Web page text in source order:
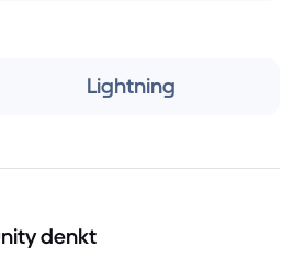
Lightning
denkt